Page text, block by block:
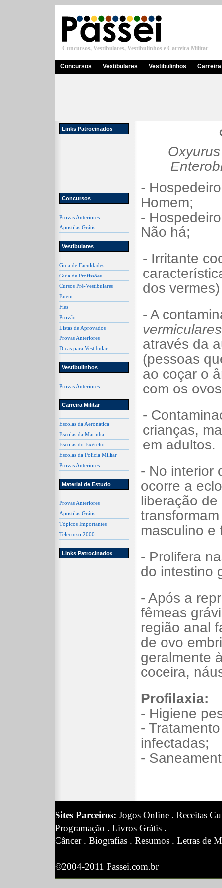
Cuncursos, Vestibulares, Vestibulinhos e Carreira Militar
Concursos Vestibulares Vestibulinhos
Links Patrocinados
Concursos
Provas Anteriores
Apostilas Grátis
Vestibulares
Guia de Faculdades
Guia de Profissões
Cursos Pré-Vestibulares
Enem
Fies
Provão
Listas de Aprovados
Provas Anteriores
Dicas para Vestibular
Vestibulinhos
Provas Anteriores
Carreira Militar
Escolas da Aeronática
Escolas da Marinha
Escolas do Exército
Escolas da Polícia Militar
Provas Anteriores
Material de Estudo
Provas Anteriores
Apostilas Grátis
Tópicos Importantes
Telecurso 2000
Links Patrocinados
-
Homem;
-
Não há;
- Irritante
dos vermes)
- A
vermiculares
através da
(pessoas
ao coçar o
com os
-
crianças,
em adultos.
- No interior
ocorre a
liberação
masculino e
- Prolifera
do intestino
- Após a
fêmeas
região anal
de ovo
geralmente
coceira,
Profilaxia:
- Higiene
-
infectadas;
-
Sites Parceiros: Jogos Online . Receitas
Programação . Livros Grátis .
Câncer. Biografias . Resumos . Letras de
©2004-2011 Passei.com.br